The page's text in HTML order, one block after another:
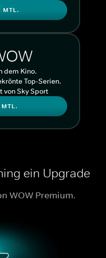
MTL.
dem Kino.
Top-Serien.
von Sky Sport
ein Upgrade
WOW Premium.